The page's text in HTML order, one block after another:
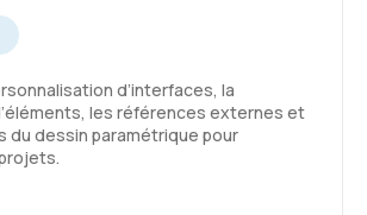
d’interfaces, la
les références externes et
du dessin paramétrique pour